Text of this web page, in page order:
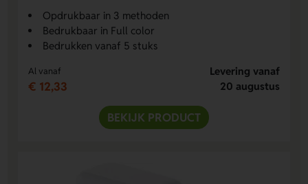
Opdrukbaar in 3 methoden
Bedrukbaar in Full color
Bedrukken vanaf 5 stuks
Al vanaf
€ 12,33
Levering vanaf
20 augustus
BEKIJK PRODUCT